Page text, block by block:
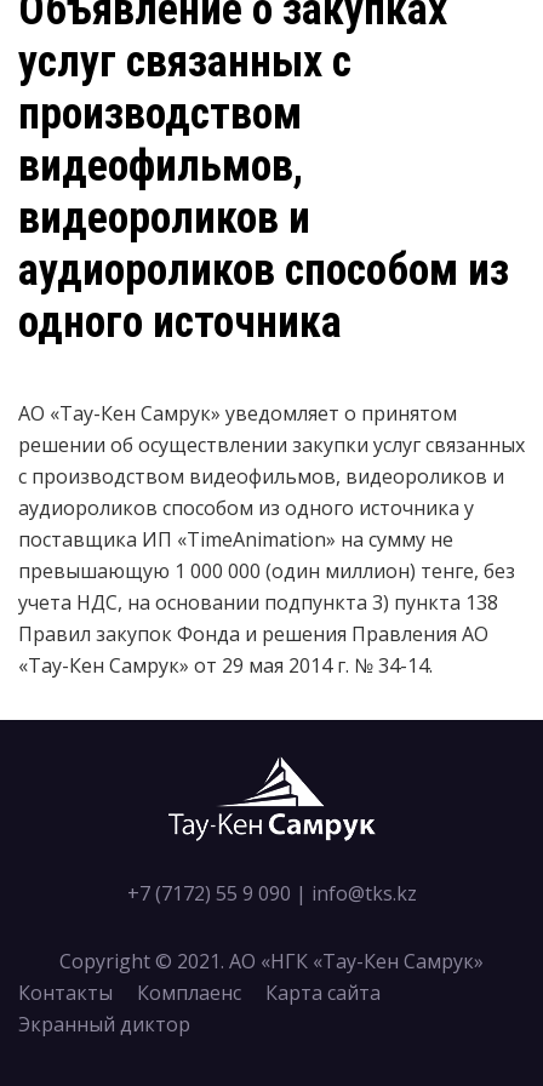
услуг связанных с
производством
видеофильмов,
видеороликов и
аудиороликов способом из
одного источника
АО «Тау-Кен Самрук» уведомляет о принятом
решении об осуществлении закупки услуг связанных
с производством видеофильмов, видеороликов и
аудиороликов способом из одного источника у
поставщика ИП «TimeAnimation» на сумму не
превышающую 1 000 000 (один миллион) тенге, без
учета НДС, на основании подпункта 3) пункта 138
Правил закупок Фонда и решения Правления АО
«Тау-Кен Самрук» от 29 мая 2014 г. № 34-14.
+7 (7172) 55 9 090 | info@tks.kz
Copyright © 2021. АО «НГК «Тау-Кен Самрук»
Контакты
Комплаенс
Карта сайта
Экранный диктор